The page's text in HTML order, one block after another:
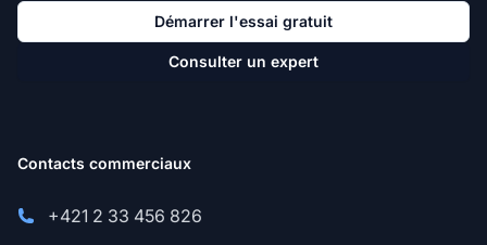
Démarrer l'essai gratuit
Consulter un expert
Contacts commerciaux
+421 2 33 456 826